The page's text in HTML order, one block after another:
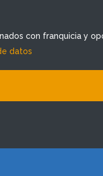
con franquicia y
datos